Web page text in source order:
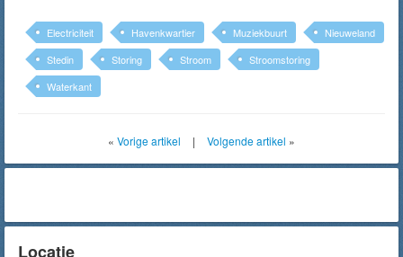
Electriciteit Havenkwartier Muziekbuurt
Nieuweland
Stedin
Storing Stroom
Stroomstoring
Waterkant
« Vorige artikel | Volgende artikel »
Locatie